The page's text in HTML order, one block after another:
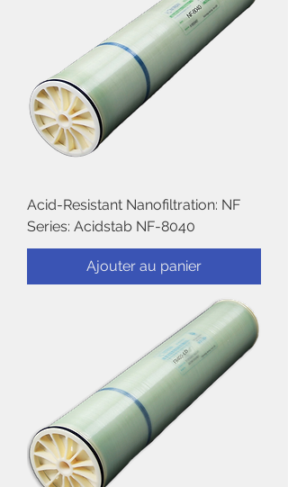
Acid-Resistant Nanofiltration: NF
Series: Acidstab NF-8040
Ajouter au panier